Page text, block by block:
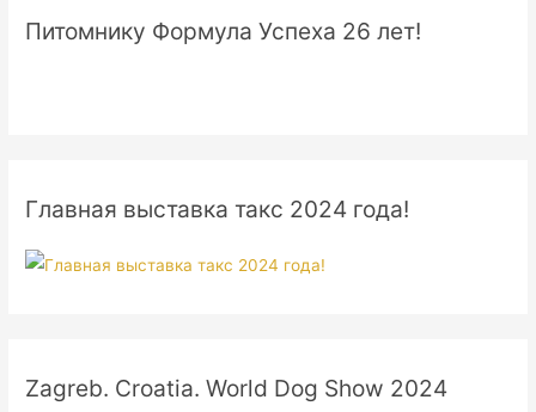
Питомнику Формула Успеха 26 лет!
Главная выставка такс 2024 года!
Zagreb. Croatia. World Dog Show 2024